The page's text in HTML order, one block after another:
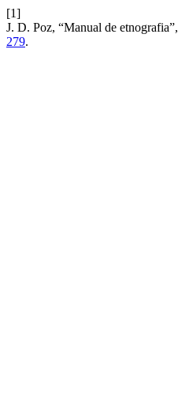
[1]
J. D. Poz, “Manual de etnografia”,
279.